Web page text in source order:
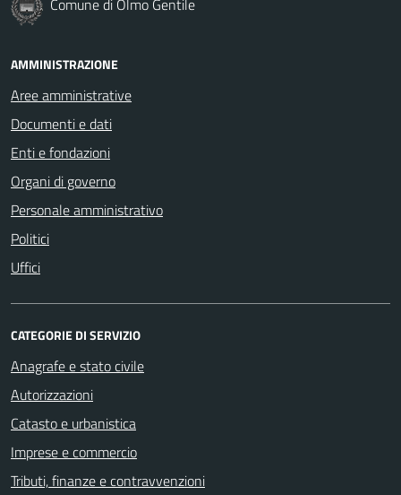
AMMINISTRAZIONE
Aree amministrative
Documenti e dati
Enti e fondazioni
Organi di governo
Personale amministrativo
Politici
Uffici
CATEGORIE DI SERVIZIO
Anagrafe e stato civile
Autorizzazioni
Catasto e urbanistica
Imprese e commercio
Tributi, finanze e contravvenzioni